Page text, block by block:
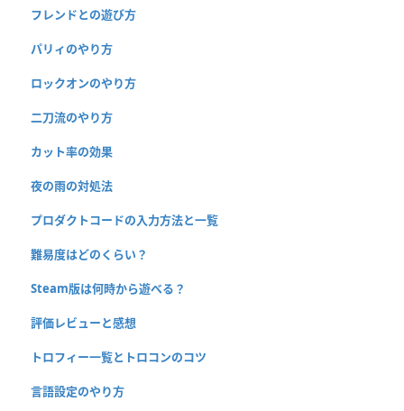
フレンドとの遊び方
パリィのやり方
ロックオンのやり方
二刀流のやり方
カット率の効果
夜の雨の対処法
プロダクトコードの入力方法と一覧
難易度はどのくらい？
Steam版は何時から遊べる？
評価レビューと感想
トロフィー一覧とトロコンのコツ
言語設定のやり方